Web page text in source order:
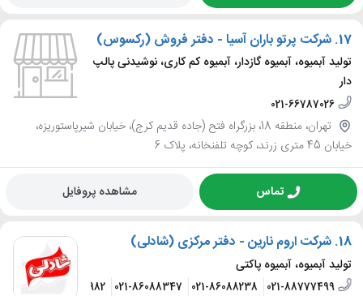
17. شرکت پرتو باران آسیا - دفتر فروش (رکسوس)
تولید آبمیوه، آبمیوه گازدار، آبمیوه کم کاری، نوشیدنی پالپ
دار
021-66787026
تهران، منطقه 18، بزرگراه فتح (جاده قدیم کرج)، خیابان شیرپاستوریزه،
خیابان 45 متری زرند، کوچه تلفنخانه، پلاک 6
تماس مشاهده پروفایل
18. شرکت اروم نارین - دفتر مرکزی (شادلی)
تولید آبمیوه، آبمیوه پاکتی
021-88777499
021-86088238
021-86088347
021-86087982